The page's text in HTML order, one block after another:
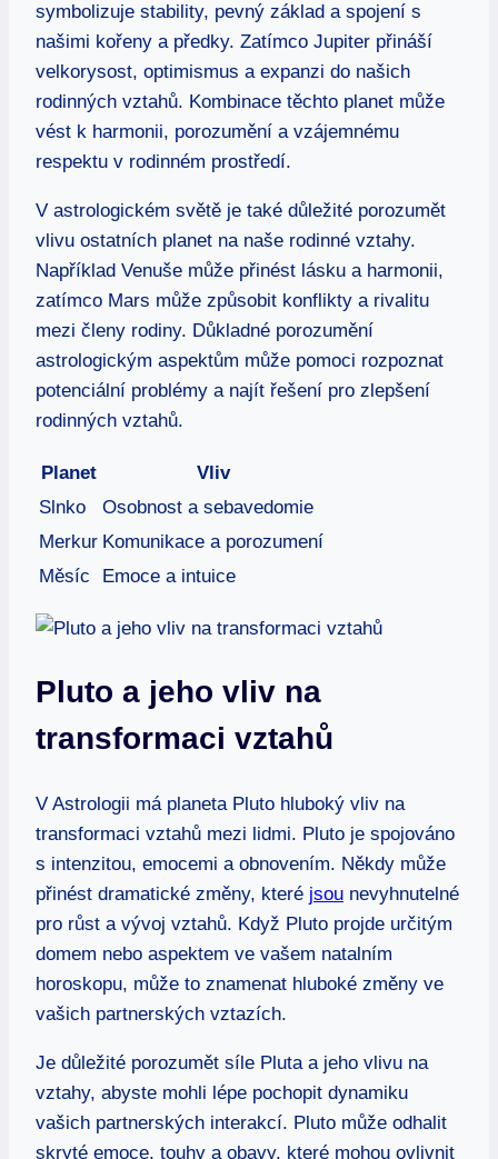
symbolizuje stability, pevný základ a spojení ⁢s
našimi kořeny a⁤ předky. Zatímco Jupiter přináší
velkorysost, optimismus a expanzi do ‌našich⁤
rodinných‌ vztahů. Kombinace‍ těchto planet může
vést k harmonii, porozumění a vzájemnému
respektu ‌v rodinném prostředí.
V astrologickém světě je také důležité porozumět
vlivu ostatních ‍planet na naše⁤ rodinné​ vztahy.⁤
Například⁤ Venuše může přinést lásku a harmonii,
zatímco Mars může⁣ způsobit konflikty a rivalitu
mezi členy rodiny.‌ Důkladné porozumění
astrologickým aspektům může pomoci rozpoznat
potenciální problémy a najít ⁣řešení pro zlepšení
rodinných vztahů.
Planet
Vliv
Slnko
Osobnost a sebavedomie
Merkur Komunikace a porozumení
Měsíc
Emoce a intuice
Pluto a jeho vliv na
transformaci vztahů
V Astrologii⁢ má planeta Pluto hluboký vliv na
transformaci vztahů mezi lidmi. Pluto⁤ je⁢ spojováno‌
s intenzitou, emocemi a obnovením.⁤ Někdy může
přinést ‍dramatické změny, které jsou nevyhnutelné
pro ⁢růst a vývoj vztahů. ⁢Když Pluto projde‌ určitým
domem nebo⁢ aspektem‌ ve vašem natalním
horoskopu, může to znamenat hluboké změny ve
vašich ⁢partnerských vztazích.
Je důležité porozumět síle Pluta a jeho vlivu na
vztahy, abyste mohli lépe⁣ pochopit dynamiku
vašich partnerských interakcí. Pluto ⁣může odhalit
skryté⁤ emoce,​ touhy a⁤ obavy, které mohou ovlivnit